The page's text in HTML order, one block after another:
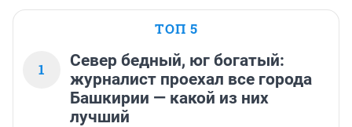
ТОП 5
1
Север бедный, юг богатый:
журналист проехал все города
Башкирии — какой из них
лучший